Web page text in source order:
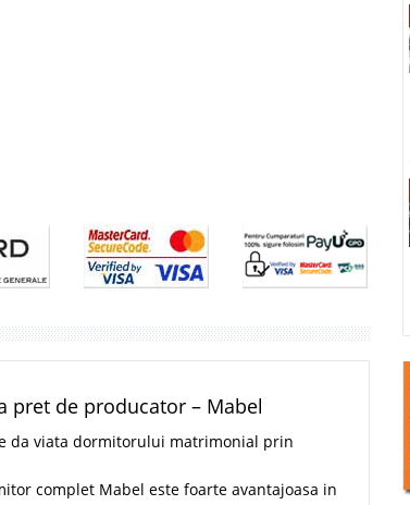
pret de producator – Mabel
da viata dormitorului matrimonial prin
complet Mabel este foarte avantajoasa in